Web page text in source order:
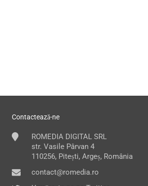
Contactează-ne
ROMEDIA DIGITAL SRL
str. Vasile Pârvan 4
110256, Pitești, Argeș, România
contact@romedia.ro